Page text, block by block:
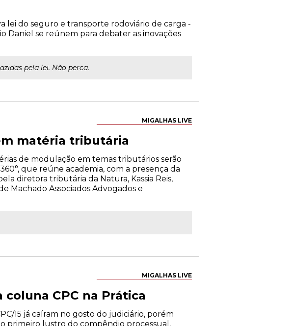
lei do seguro e transporte rodoviário de carga -
Daniel se reúnem para debater as inovações
pela lei. Não perca.
MIGALHAS LIVE
matéria tributária
de modulação em temas tributários serão
que reúne academia, com a presença da
diretora tributária da Natura, Kassia Reis,
Machado Associados Advogados e
MIGALHAS LIVE
coluna CPC na Prática
15 já caíram no gosto do judiciário, porém
primeiro lustro do compêndio processual,